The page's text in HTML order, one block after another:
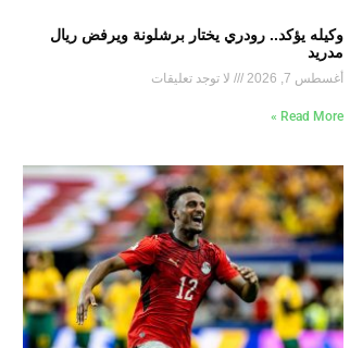
وكيله يؤكد.. رودري يختار برشلونة ويرفض ريال
مدريد
أغسطس 7, 2026 لا توجد تعليقات
Read More »